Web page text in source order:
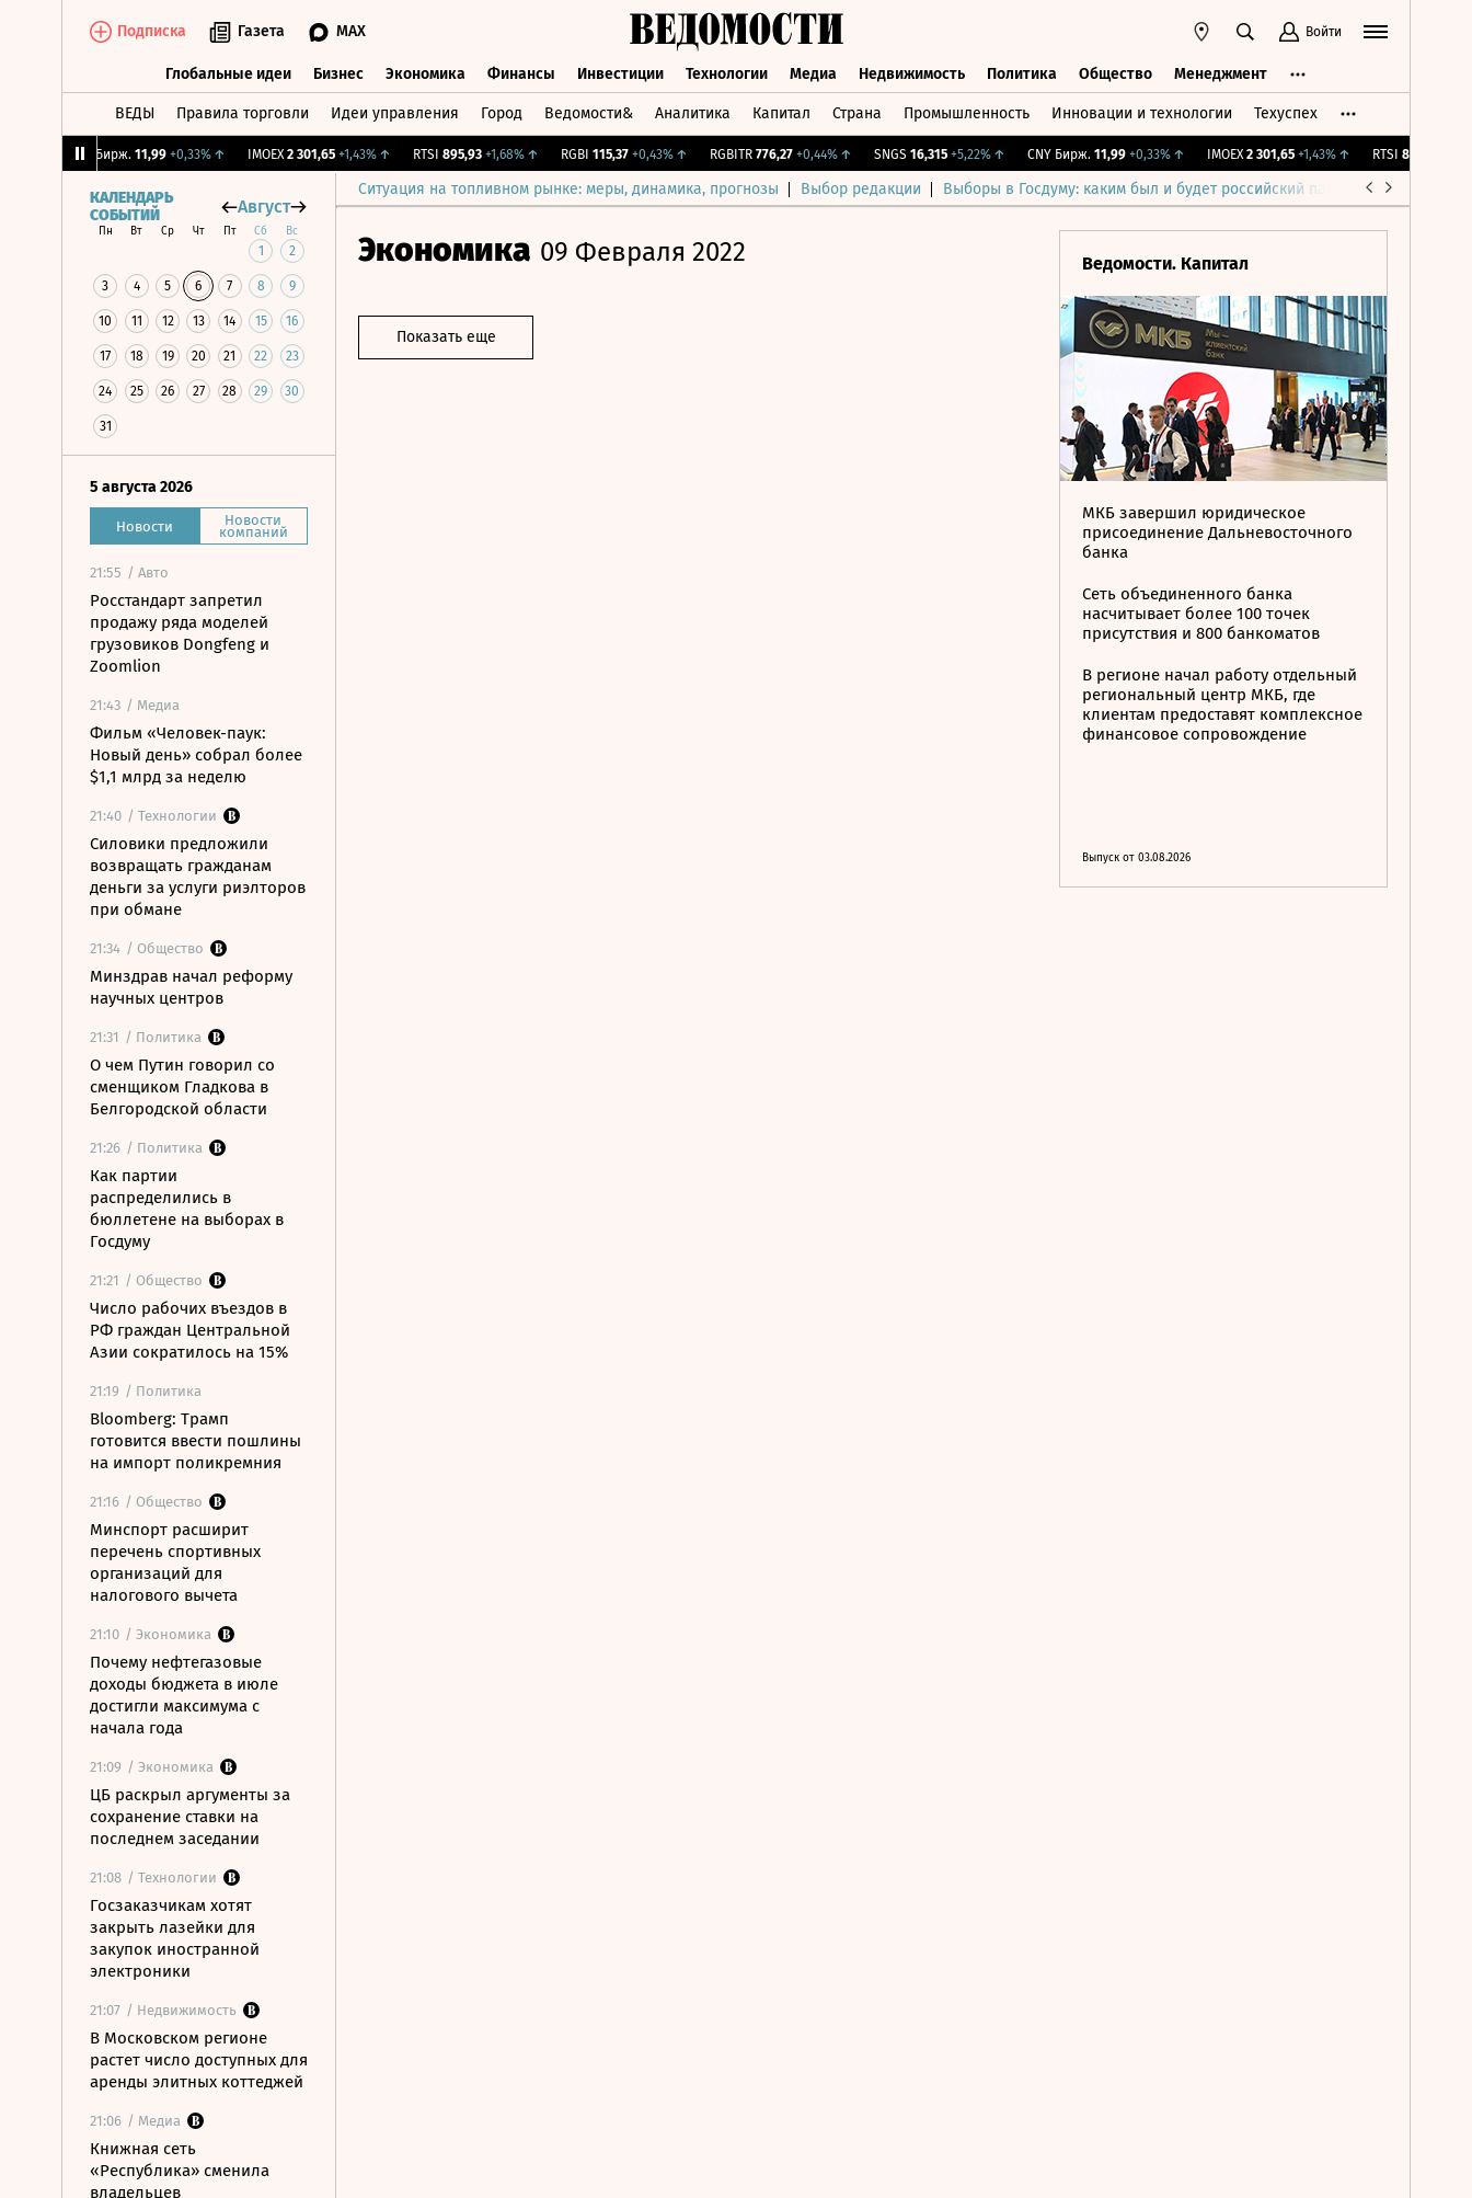
Подписка Газета MAX Войти
Глобальные идеи Бизнес Экономика Финансы Инвестиции Технологии Медиа Недвижимость Политика Общество Менеджмент
ВЕДЫ Правила торговли Идеи управления Город Ведомости& Аналитика Капитал Страна Промышленность Инновации и технологии Техуспех
CNY Бирж. 11,99 +0,33%↑ IMOEX 2 301,65 +1,43%↑ RTSI 895,93 +1,68%↑ RGBI 115,37 +0,43%↑ RGBITR 776,27 +0,44%↑ SNGS 16,315 +5,22%↑ CNY Бирж. 11,99 +0,33%↑ IMOEX 2 301,65 +1,43%↑ RTSI 895,93
Ситуация на топливном рынке: меры, динамика, прогнозы Выбор редакции Выборы в Госдуму: каким был и будет российский парламент
КАЛЕНДАРЬ
СОБЫТИЙ
Август
Пн Вт Ср Чт Пт Сб Вс
1 2
3 4 5 6 7 8 9
10 11 12 13 14 15 16
17 18 19 20 21 22 23
24 25 26 27 28 29 30
31
5 августа 2026
Новости Новости
компаний
21:55 / Авто
Росстандарт запретил
продажу ряда моделей
грузовиков Dongfeng и
Zoomlion
21:43 / Медиа
Фильм «Человек-паук:
Новый день» собрал более
$1,1 млрд за неделю
21:40 / Технологии
Силовики предложили
возвращать гражданам
деньги за услуги риэлторов
при обмане
21:34 / Общество
Минздрав начал реформу
научных центров
21:31 / Политика
О чем Путин говорил со
сменщиком Гладкова в
Белгородской области
21:26 / Политика
Как партии
распределились в
бюллетене на выборах в
Госдуму
21:21 / Общество
Число рабочих въездов в
РФ граждан Центральной
Азии сократилось на 15%
21:19 / Политика
Bloomberg: Трамп
готовится ввести пошлины
на импорт поликремния
21:16 / Общество
Минспорт расширит
перечень спортивных
организаций для
налогового вычета
21:10 / Экономика
Почему нефтегазовые
доходы бюджета в июле
достигли максимума с
начала года
21:09 / Экономика
ЦБ раскрыл аргументы за
сохранение ставки на
последнем заседании
21:08 / Технологии
Госзаказчикам хотят
закрыть лазейки для
закупок иностранной
электроники
21:07 / Недвижимость
В Московском регионе
растет число доступных для
аренды элитных коттеджей
21:06 / Медиа
Книжная сеть
«Республика» сменила
владельцев
Экономика 09 Февраля 2022
Показать еще
Ведомости. Капитал
МКБ завершил юридическое
присоединение Дальневосточного
банка
Сеть объединенного банка
насчитывает более 100 точек
присутствия и 800 банкоматов
В регионе начал работу отдельный
региональный центр МКБ, где
клиентам предоставят комплексное
финансовое сопровождение
Выпуск от 03.08.2026